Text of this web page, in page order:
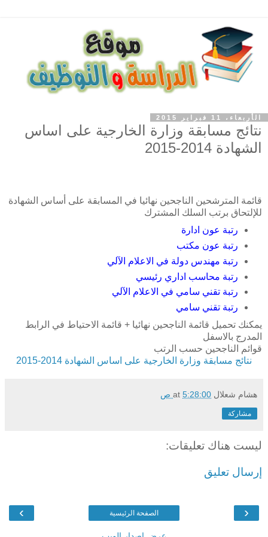
الأربعاء، 11 فبراير 2015
نتائج مسابقة وزارة الخارجية على اساس
الشهادة 2014-2015
قائمة المترشحين الناجحين نهائيا في المسابقة على أساس الشهادة
للإلتحاق برتب السلك المشترك
رتبة عون ادارة
رتبة عون مكتب
رتبة مهندس دولة في الاعلام الآلي
رتبة محاسب اداري رئيسي
رتبة تقني سامي في الاعلام الآلي
رتبة تقني سامي
يمكنك تحميل قائمة الناجحين نهائيا + قائمة الاحتياط في الرابط
المدرج بالاسفل
قوائم الناجحين حسب الرتب
نتائج مسابقة وزارة الخارجية على اساس الشهادة 2014-2015
هشام شعلال at 5:28:00 ص
مشاركة
ليست هناك تعليقات:
إرسال تعليق
‹
› الصفحة الرئيسية